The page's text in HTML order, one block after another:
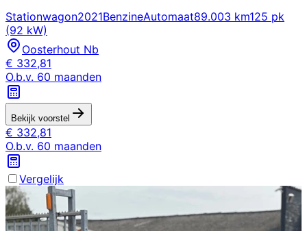
Stationwagon2021BenzineAutomaat89.003 km125 pk
(92 kW)
Oosterhout Nb
€ 332,81
O.b.v. 60 maanden
Bekijk voorstel
€ 332,81
O.b.v. 60 maanden
Vergelijk